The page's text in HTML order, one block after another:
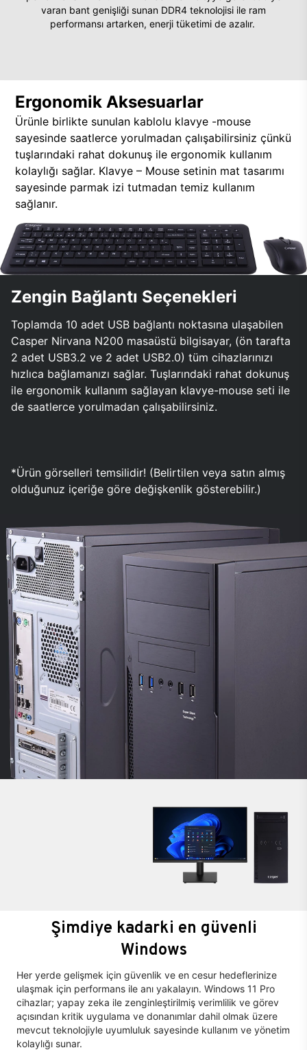
varan bant genişliği sunan DDR4 teknolojisi ile ram
performansı artarken, enerji tüketimi de azalır.
Ergonomik Aksesuarlar
Ürünle birlikte sunulan kablolu klavye -mouse
sayesinde saatlerce yorulmadan çalışabilirsiniz çünkü
tuşlarındaki rahat dokunuş ile ergonomik kullanım
kolaylığı sağlar. Klavye – Mouse setinin mat tasarımı
sayesinde parmak izi tutmadan temiz kullanım
sağlanır.
Zengin Bağlantı Seçenekleri
Toplamda 10 adet USB bağlantı noktasına ulaşabilen
Casper Nirvana N200 masaüstü bilgisayar, (ön tarafta
2 adet USB3.2 ve 2 adet USB2.0) tüm cihazlarınızı
hızlıca bağlamanızı sağlar. Tuşlarındaki rahat dokunuş
ile ergonomik kullanım sağlayan klavye-mouse seti ile
de saatlerce yorulmadan çalışabilirsiniz.
*Ürün görselleri temsilidir! (Belirtilen veya satın almış
olduğunuz içeriğe göre değişkenlik gösterebilir.)
Şimdiye kadarki en güvenli
Windows
Her yerde gelişmek için güvenlik ve en cesur hedeflerinize
ulaşmak için performans ile anı yakalayın. Windows 11 Pro
cihazlar; yapay zeka ile zenginleştirilmiş verimlilik ve görev
açısından kritik uygulama ve donanımlar dahil olmak üzere
mevcut teknolojiyle uyumluluk sayesinde kullanım ve yönetim
kolaylığı sunar.